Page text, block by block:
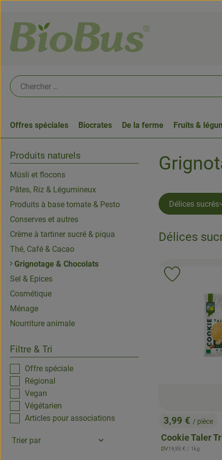
Offres spéciales Biocrates De la ferme Fruits &
Produits naturels
Müsli et flocons
Pâtes, Riz & Légumineux
Produits à base tomate & Pesto
Conserves et autres
Crème à tartiner sucré & piqua
Thé, Café & Cacao
Grignotage & Chocolats
Sel & Epices
Cosmétique
Ménage
Nourriture animale
Filtre & Tri
Offre spéciale
Régional
Vegan
Végétarien
Articles pour associations
Délices sucrés
Délices
, Prix:
3,99 € / pièce
Cookie Taler
, Origine:
DV, Prix de référence:
19,95 € / 1kg
Ajouter le